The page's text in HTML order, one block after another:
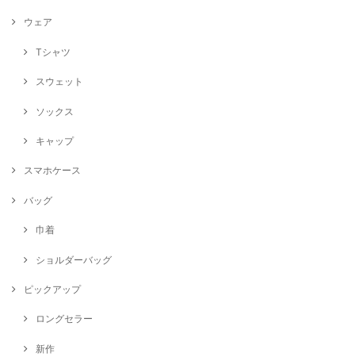
ウェア
Tシャツ
スウェット
ソックス
キャップ
スマホケース
バッグ
巾着
ショルダーバッグ
ピックアップ
ロングセラー
新作